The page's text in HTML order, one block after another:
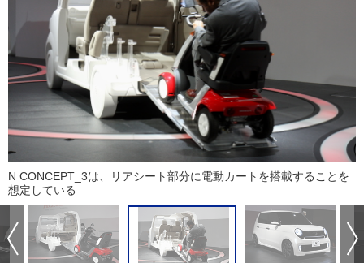
N CONCEPT_3は、リアシート部分に電動カートを搭載することを
想定している